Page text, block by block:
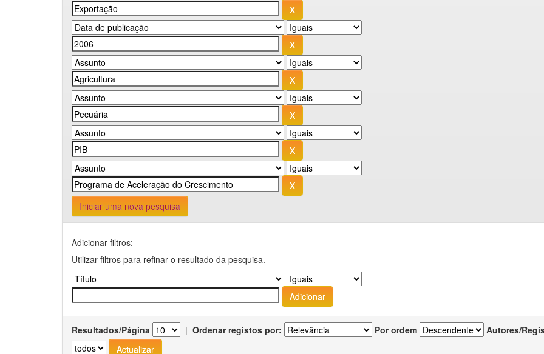
Iniciar uma nova pesquisa
Adicionar filtros:
Utilizar filtros para refinar o resultado da pesquisa.
Resultados/Página | Ordenar registos por: Por ordem Autores/